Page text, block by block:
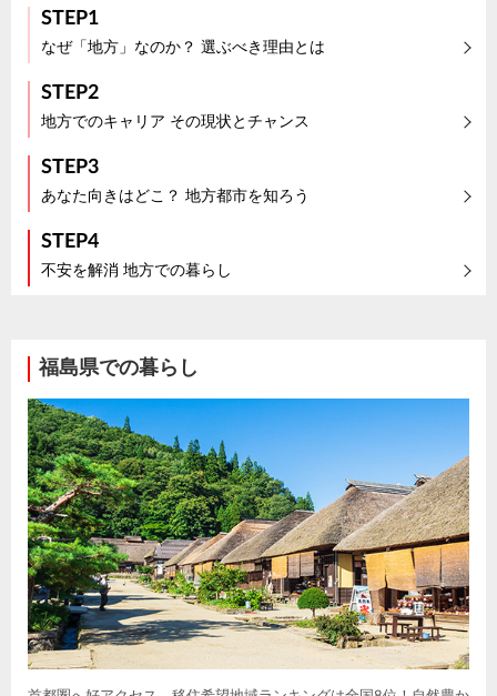
STEP1
なぜ「地方」なのか？ 選ぶべき理由とは
STEP2
地方でのキャリア その現状とチャンス
STEP3
あなた向きはどこ？ 地方都市を知ろう
STEP4
不安を解消 地方での暮らし
福島県での暮らし